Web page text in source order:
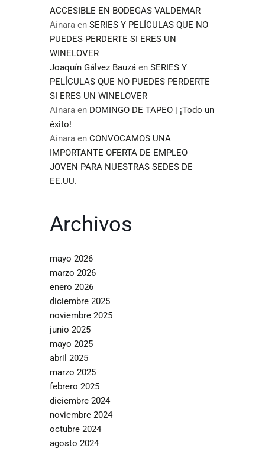
ACCESIBLE EN BODEGAS VALDEMAR
Ainara en SERIES Y PELÍCULAS QUE NO
PUEDES PERDERTE SI ERES UN
WINELOVER
Joaquín Gálvez Bauzá en SERIES Y
PELÍCULAS QUE NO PUEDES PERDERTE
SI ERES UN WINELOVER
Ainara en DOMINGO DE TAPEO | ¡Todo un
éxito!
Ainara en CONVOCAMOS UNA
IMPORTANTE OFERTA DE EMPLEO
JOVEN PARA NUESTRAS SEDES DE
EE.UU.
Archivos
mayo 2026
marzo 2026
enero 2026
diciembre 2025
noviembre 2025
junio 2025
mayo 2025
abril 2025
marzo 2025
febrero 2025
diciembre 2024
noviembre 2024
octubre 2024
agosto 2024